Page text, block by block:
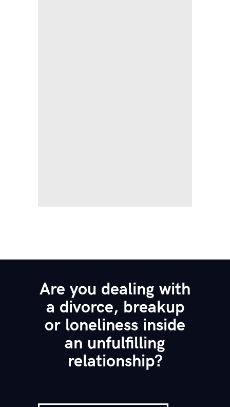
Are you dealing with
a divorce, breakup
or loneliness inside
an unfulfilling
relationship?